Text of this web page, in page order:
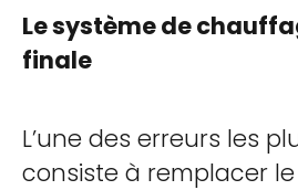
Le système de
finale
L’une des erreurs les
consiste à remplacer